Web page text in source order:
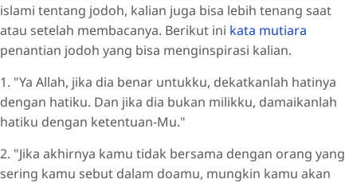
islami tentang jodoh, kalian juga bisa lebih tenang saat
atau setelah membacanya. Berikut ini kata mutiara
penantian jodoh yang bisa menginspirasi kalian.
1. "Ya Allah, jika dia benar untukku, dekatkanlah hatinya
dengan hatiku. Dan jika dia bukan milikku, damaikanlah
hatiku dengan ketentuan-Mu."
2. "Jika akhirnya kamu tidak bersama dengan orang yang
sering kamu sebut dalam doamu, mungkin kamu akan